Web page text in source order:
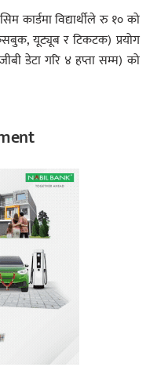
कार्डमा विद्यार्थीले रु १० को
यूट्यूब र टिकटक) प्रयोग
डेटा गरि ४ हप्ता सम्म) को